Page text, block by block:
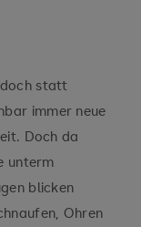
statt
immer neue
Doch da
unterm
blicken
Ohren